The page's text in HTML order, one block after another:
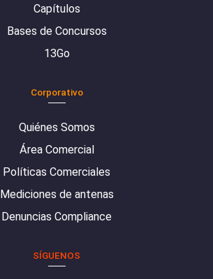
Capítulos
Bases de Concursos
13Go
Corporativo
Quiénes Somos
Área Comercial
Políticas Comerciales
Mediciones de antenas
Denuncias Compliance
SÍGUENOS